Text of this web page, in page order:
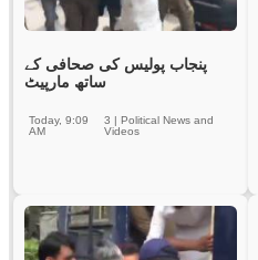
پنجاب پولیس کی صحافی کے
ساتھ مارپیٹ
3 | Political News and
Videos
Today, 9:09
AM